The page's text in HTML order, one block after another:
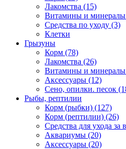
Лакомства (15)
Витамины и минералы
Средства по уходу (3)
Клетки
Грызуны
Корм (78)
Лакомства (26)
Витамины и минералы
Аксессуары (12)
Сено, опилки. песок
Рыбы, рептилии
Корм (рыбки) (127)
Корм (рептилии) (26)
Средства для ухода за
Аквариумы (20)
Аксессуары (20)